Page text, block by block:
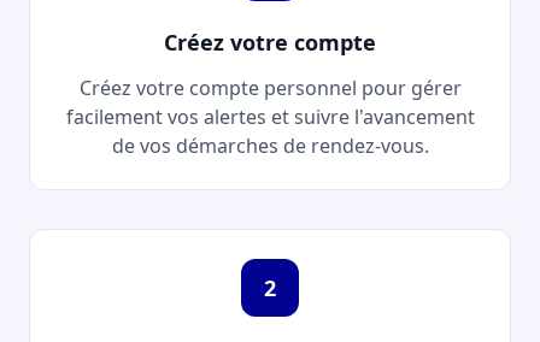
Créez votre compte
Créez votre compte personnel pour gérer
facilement vos alertes et suivre l'avancement
de vos démarches de rendez-vous.
2